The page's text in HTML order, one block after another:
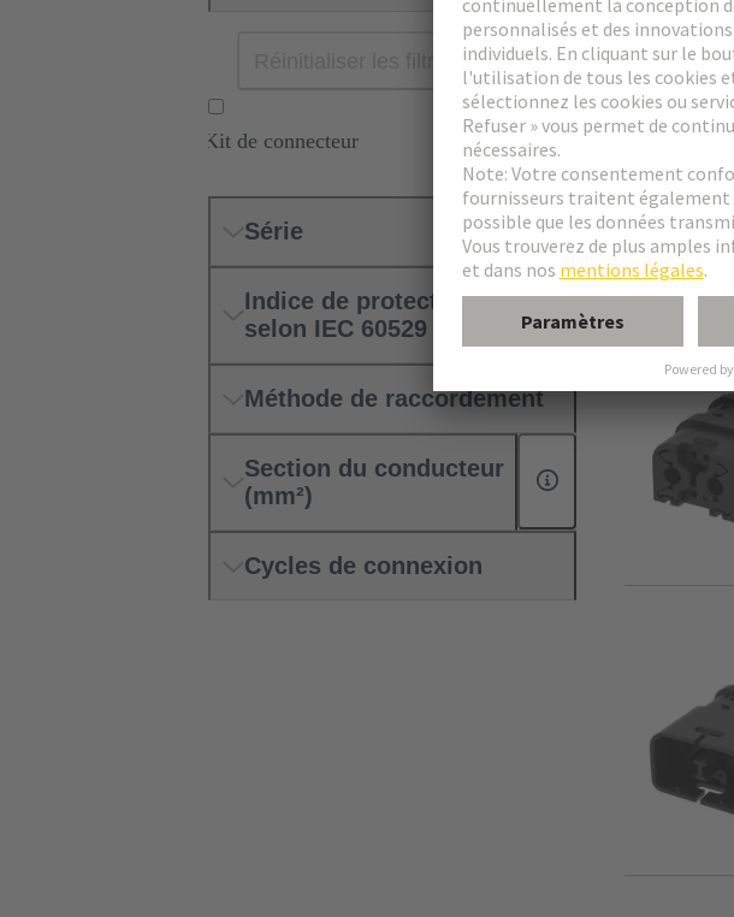
Kit de connecteur
Série
Indice de protection
selon IEC 60529
Méthode de raccordement
Section du conducteur
(mm²)
Cycles de connexion